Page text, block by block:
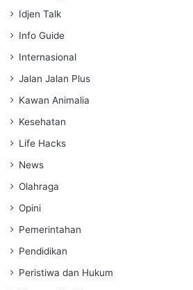
Idjen Talk
Info Guide
Internasional
Jalan Jalan Plus
Kawan Animalia
Kesehatan
Life Hacks
News
Olahraga
Opini
Pemerintahan
Pendidikan
Peristiwa dan Hukum